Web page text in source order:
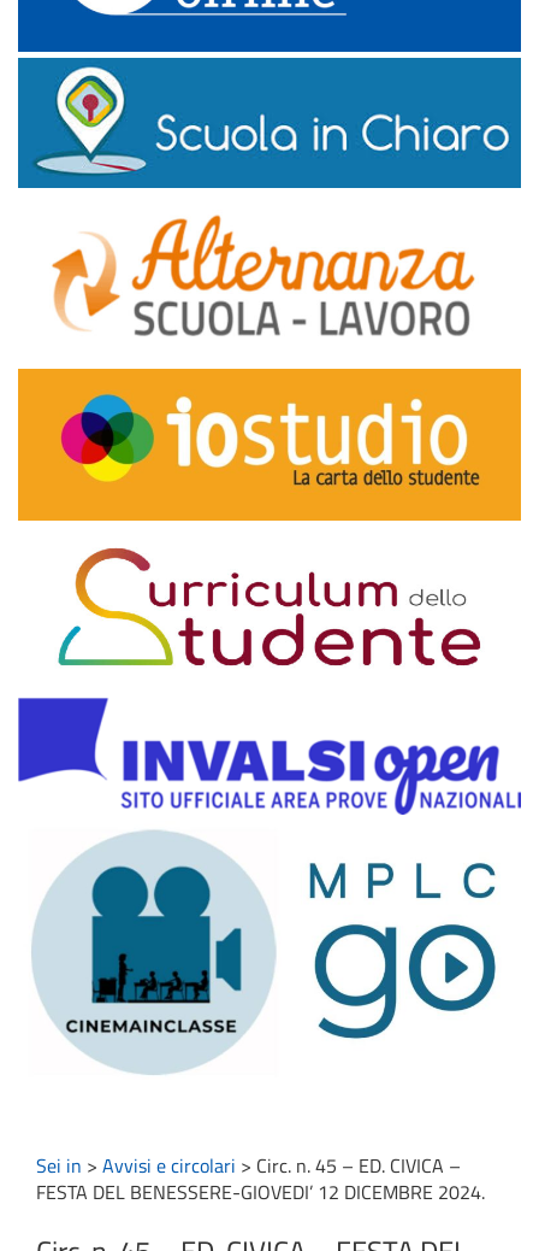
Sei in > Avvisi e circolari > Circ. n. 45 – ED. CIVICA –
FESTA DEL BENESSERE-GIOVEDI’ 12 DICEMBRE 2024.